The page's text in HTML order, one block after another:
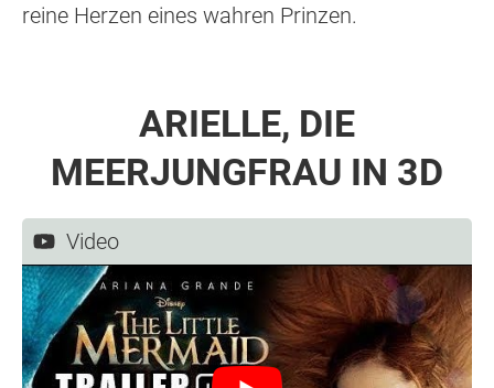
reine Herzen eines wahren Prinzen.
ARIELLE, DIE
MEERJUNGFRAU IN 3D
Video